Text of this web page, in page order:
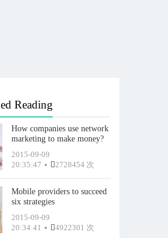
Reading
How companies use network
marketing to make money?
2015-09-09
20:35:47 • 2728454 次
Mobile providers to succeed
six strategies
2015-09-09
20:34:41 • 4922301 次